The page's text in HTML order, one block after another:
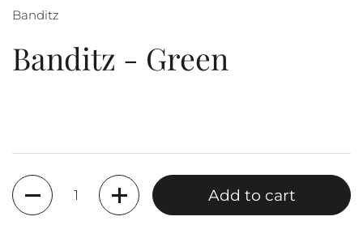
Banditz
Banditz - Green
Quantity
Add to cart